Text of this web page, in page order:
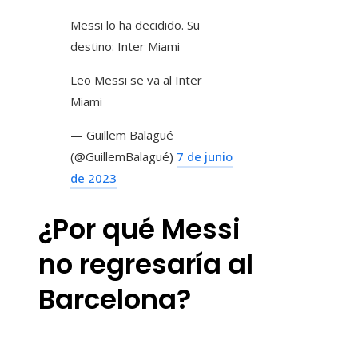
Messi lo ha decidido. Su
destino: Inter Miami
Leo Messi se va al Inter
Miami
— Guillem Balagué
(@GuillemBalagué) 7 de junio
de 2023
¿Por qué Messi
no regresaría al
Barcelona?